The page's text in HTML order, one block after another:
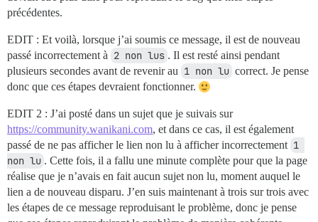
précédentes.
EDIT : Et voilà, lorsque j’ai soumis ce message, il est de nouveau
passé incorrectement à 2 non lus . Il est resté ainsi pendant
plusieurs secondes avant de revenir au 1 non lu correct. Je pense
donc que ces étapes devraient fonctionner.
EDIT 2 : J’ai posté dans un sujet que je suivais sur
https://community.wanikani.com, et dans ce cas, il est également
passé de ne pas afficher le lien non lu à afficher incorrectement 1
non lu . Cette fois, il a fallu une minute complète pour que la page
réalise que je n’avais en fait aucun sujet non lu, moment auquel le
lien a de nouveau disparu. J’en suis maintenant à trois sur trois avec
les étapes de ce message reproduisant le problème, donc je pense